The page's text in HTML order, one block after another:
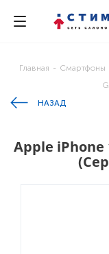
Главная - Смартфоны
НАЗАД
Apple iPhone